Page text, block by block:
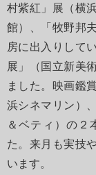
村紫紅」展（横
館）、「牧野邦
房に出入りして
展」（国立新美
ました。映画鑑
浜シネマリン）
＆ベティ）の２
た。来月も実技
います。